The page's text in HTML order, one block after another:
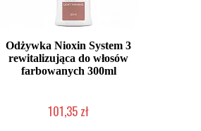
Odżywka Nioxin System 3
rewitalizująca do włosów
farbowanych 300ml
101,35 zł